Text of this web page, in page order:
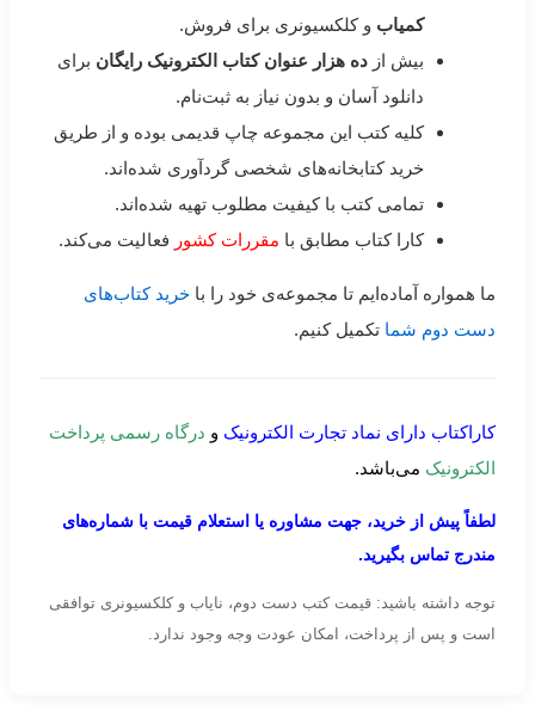
کمیاب و کلکسیونری برای فروش.
بیش از ده هزار عنوان کتاب الکترونیک رایگان برای
دانلود آسان و بدون نیاز به ثبت‌نام.
کلیه کتب این مجموعه چاپ قدیمی بوده و از طریق
خرید کتابخانه‌های شخصی گردآوری شده‌اند.
تمامی کتب با کیفیت مطلوب تهیه شده‌اند.
کارا کتاب مطابق با مقررات کشور فعالیت می‌کند.
ما همواره آماده‌ایم تا مجموعه‌ی خود را با خرید کتاب‌های
دست دوم شما تکمیل کنیم.
کاراکتاب دارای نماد تجارت الکترونیک و درگاه رسمی پرداخت
الکترونیک می‌باشد.
لطفاً پیش از خرید، جهت مشاوره یا استعلام قیمت با شماره‌های
مندرج تماس بگیرید.
توجه داشته باشید: قیمت کتب دست دوم، نایاب و کلکسیونری توافقی
است و پس از پرداخت، امکان عودت وجه وجود ندارد.